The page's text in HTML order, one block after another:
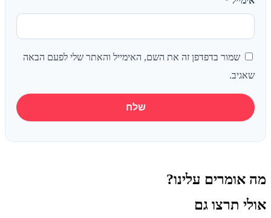
שמור בדפדפן זה את השם, האימייל והאתר שלי לפעם הבאה
עלינו?
גם